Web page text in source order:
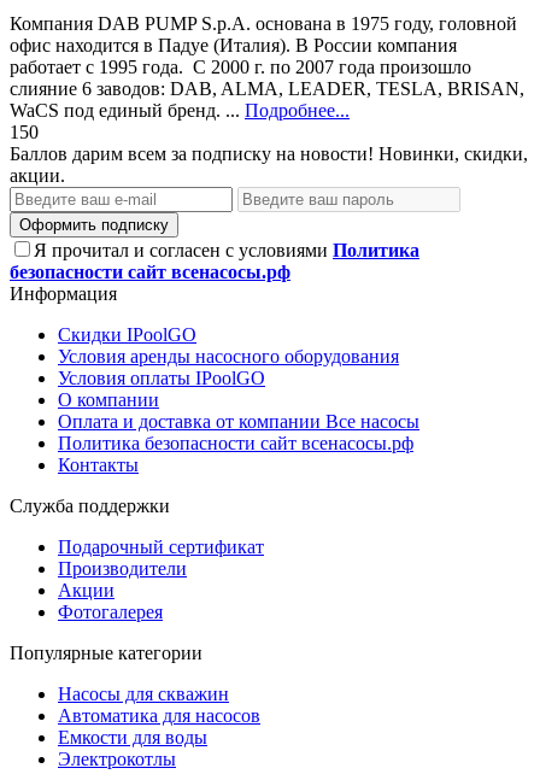
Компания DAB PUMP S.p.A. основана в 1975 году, головной
офис находится в Падуе (Италия). В России компания
работает с 1995 года. С 2000 г. по 2007 года произошло
слияние 6 заводов: DAB, ALMA, LEADER, TESLA, BRISAN,
WaCS под единый бренд. ... Подробнее...
150
Баллов дарим всем за подписку на новости! Новинки, скидки,
акции.
Оформить подписку
Я прочитал и согласен с условиями Политика
безопасности сайт всенасосы.рф
Информация
Скидки IPoolGO
Условия аренды насосного оборудования
Условия оплаты IPoolGO
О компании
Оплата и доставка от компании Все насосы
Политика безопасности сайт всенасосы.рф
Контакты
Служба поддержки
Подарочный сертификат
Производители
Акции
Фотогалерея
Популярные категории
Насосы для скважин
Автоматика для насосов
Емкости для воды
Электрокотлы